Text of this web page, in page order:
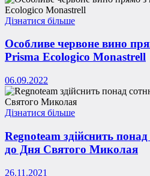
Дізнатися більше
Особливе червоне вино
Prisma Ecologico Monastrell
06.09.2022
Дізнатися більше
Regnoteam здійснить
до Дня Святого Миколая
26.11.2021